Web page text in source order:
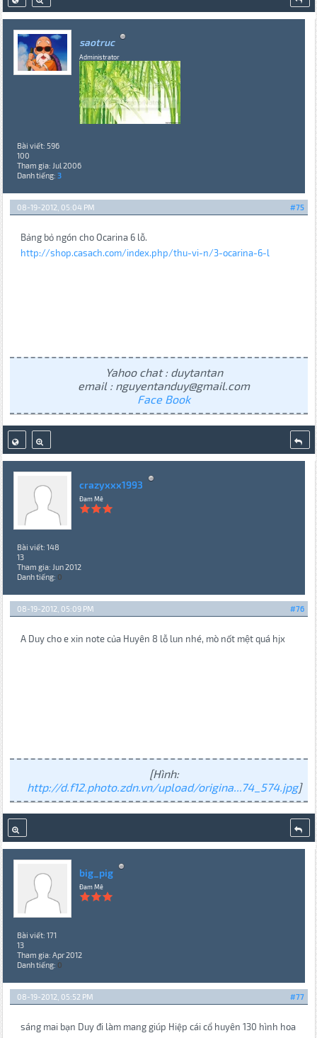
saotruc
Administrator
Bài viết: 596
100
Tham gia: Jul 2006
Danh tiếng: 3
#75
08-19-2012, 05:04 PM
Bảng bỏ ngón cho Ocarina 6 lỗ.
http://shop.casach.com/index.php/thu-vi-n/3-ocarina-6-l
Yahoo chat : duytantan
email : nguyentanduy@gmail.com
Face Book
crazyxxx1993
Đam Mê
Bài viết: 148
13
Tham gia: Jun 2012
Danh tiếng: 0
#76
08-19-2012, 05:09 PM
A Duy cho e xin note của Huyên 8 lỗ lun nhé, mò nốt mệt quá hjx
[Hình:
http://d.f12.photo.zdn.vn/upload/origina...74_574.jpg]
big_pig
Đam Mê
Bài viết: 171
13
Tham gia: Apr 2012
Danh tiếng: 0
#77
08-19-2012, 05:52 PM
sáng mai bạn Duy đi làm mang giúp Hiệp cái cổ huyên 130 hình hoa